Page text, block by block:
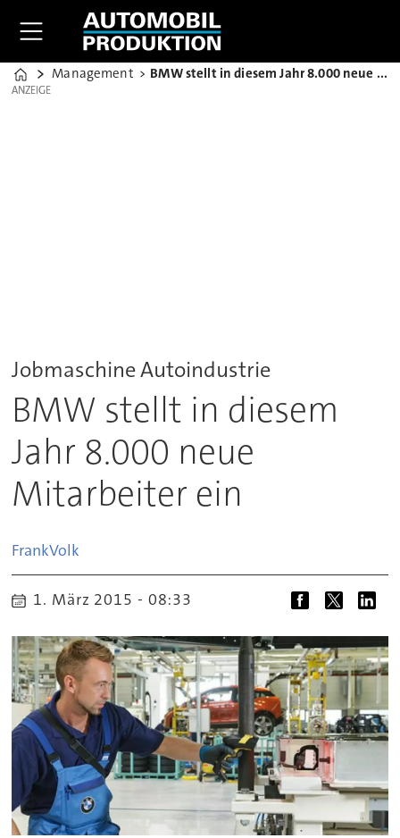
Home
Management BMW stellt in diesem Jahr 8.000 neue Mitarbeiter ein
ANZEIGE
ANZEIGE
Jobmaschine Autoindustrie
BMW stellt in diesem
Jahr 8.000 neue
Mitarbeiter ein
FrankVolk
1. März 2015 - 08:33